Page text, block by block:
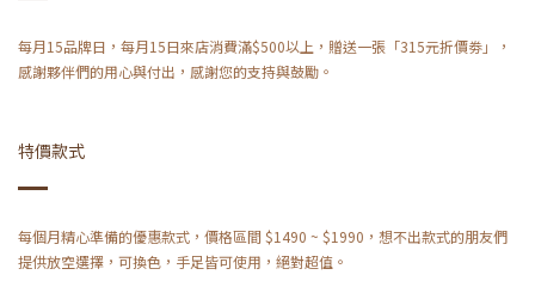
每月15品牌日，每月15日來店消費滿$500以上，贈送一張「315元折價劵」，
感謝夥伴們的用心與付出，感謝您的支持與鼓勵。
特價款式
每個月精心準備的優惠款式，價格區間 $1490 ~ $1990，想不出款式的朋友們
提供放空選擇，可換色，手足皆可使用，絕對超值。